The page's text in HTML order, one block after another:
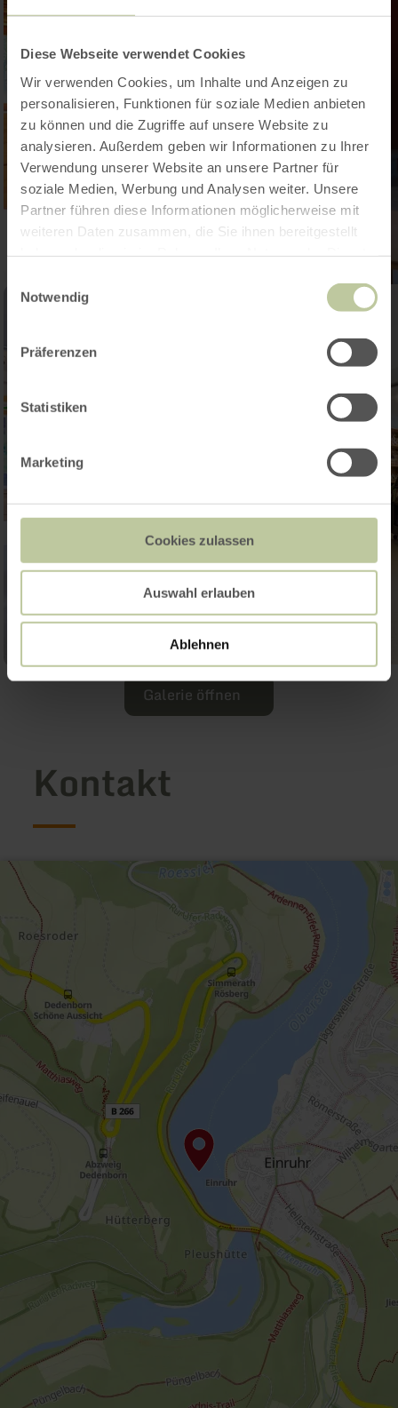
Diese Webseite verwendet Cookies
Wir verwenden Cookies, um Inhalte und Anzeigen zu
personalisieren, Funktionen für soziale Medien anbieten
zu können und die Zugriffe auf unsere Website zu
analysieren. Außerdem geben wir Informationen zu Ihrer
Verwendung unserer Website an unsere Partner für
soziale Medien, Werbung und Analysen weiter. Unsere
Partner führen diese Informationen möglicherweise mit
weiteren Daten zusammen, die Sie ihnen bereitgestellt
Notwendig
Präferenzen
Statistiken
Marketing
Cookies zulassen
Auswahl erlauben
Ablehnen
Galerie öffnen
Kontakt